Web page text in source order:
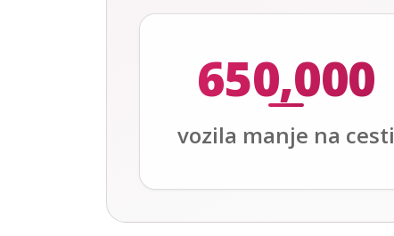
650,000
vozila manje na cesti